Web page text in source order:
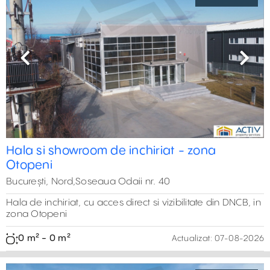
Suprafata totala 3.200 m2
0 m² - 0 m² Actualizat:06-08-2026
Selectează
Previous Next
Depozit de închiriat în Tunari
București, Nord,Soseaua de Centura, 20
Depozit de închiriat în Tunari, amplasat la 3,5 km distanță
de intersecția dintre șoseaua de centură și A3. Acces
direct din Șoseaua de Centură. Locația oferă conexiuni
860 m² - 860 m²
Selectează
Previous Next
Proiect Logistic in Tunari
București,Tunari
Spatii de depozitare sau productie de inchiriat intr-un
proiect modern aflat in curs de autorizare, amplasat in
zona Tunari. Suprafata totala 81.290 m2